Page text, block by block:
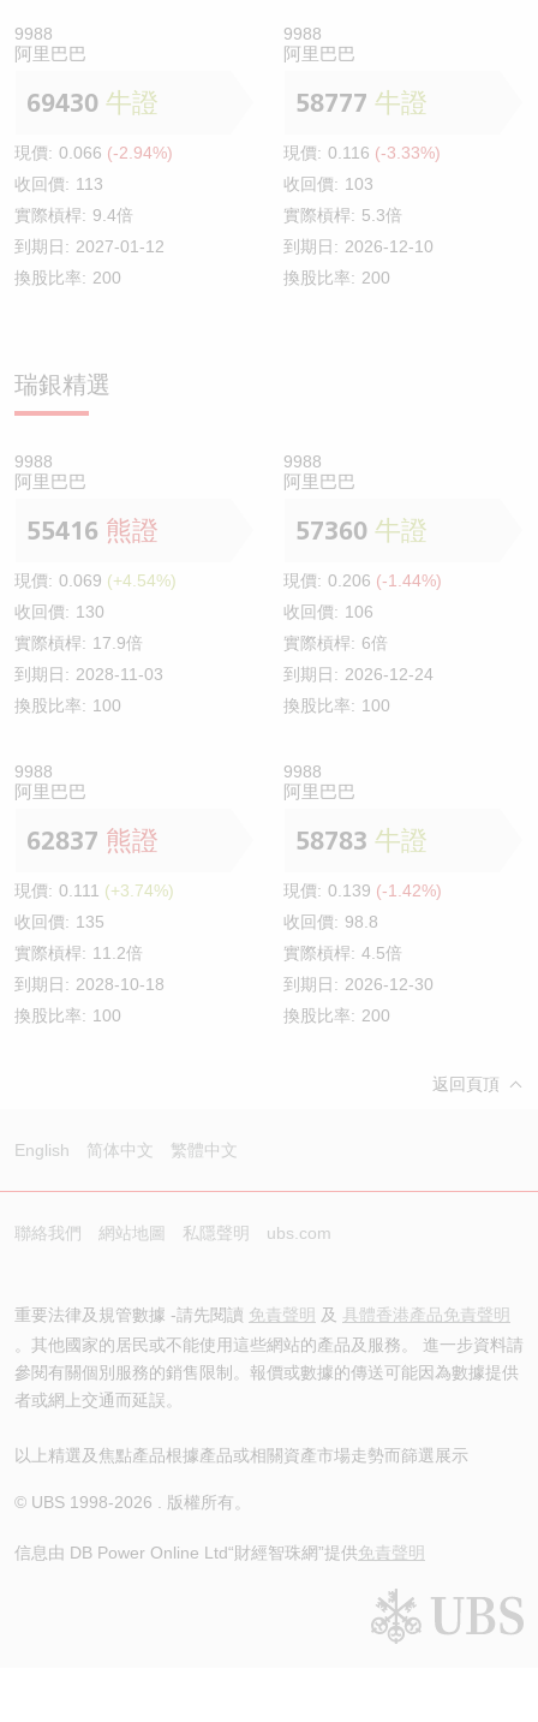
9988
阿里巴巴
69430 牛證
現價: 0.066 (-2.94%)
收回價: 113
實際槓桿: 9.4倍
到期日: 2027-01-12
換股比率: 200
9988
阿里巴巴
58777 牛證
現價: 0.116 (-3.33%)
收回價: 103
實際槓桿: 5.3倍
到期日: 2026-12-10
換股比率: 200
瑞銀精選
9988
阿里巴巴
55416 熊證
現價: 0.069 (+4.54%)
收回價: 130
實際槓桿: 17.9倍
到期日: 2028-11-03
換股比率: 100
9988
阿里巴巴
57360 牛證
現價: 0.206 (-1.44%)
收回價: 106
實際槓桿: 6倍
到期日: 2026-12-24
換股比率: 100
9988
阿里巴巴
62837 熊證
現價: 0.111 (+3.74%)
收回價: 135
實際槓桿: 11.2倍
到期日: 2028-10-18
換股比率: 100
9988
阿里巴巴
58783 牛證
現價: 0.139 (-1.42%)
收回價: 98.8
實際槓桿: 4.5倍
到期日: 2026-12-30
換股比率: 200
返回頁頂
English 简体中文 繁體中文
聯絡我們 網站地圖 私隱聲明 ubs.com
重要法律及規管數據 -請先閱讀 免責聲明 及 具體香港產品免責聲明
。其他國家的居民或不能使用這些網站的產品及服務。 進一步資料請
參閱有關個別服務的銷售限制。報價或數據的傳送可能因為數據提供
者或網上交通而延誤。
以上精選及焦點產品根據產品或相關資產市場走勢而篩選展示
© UBS 1998-2026 . 版權所有。
信息由 DB Power Online Ltd“財經智珠網”提供免責聲明